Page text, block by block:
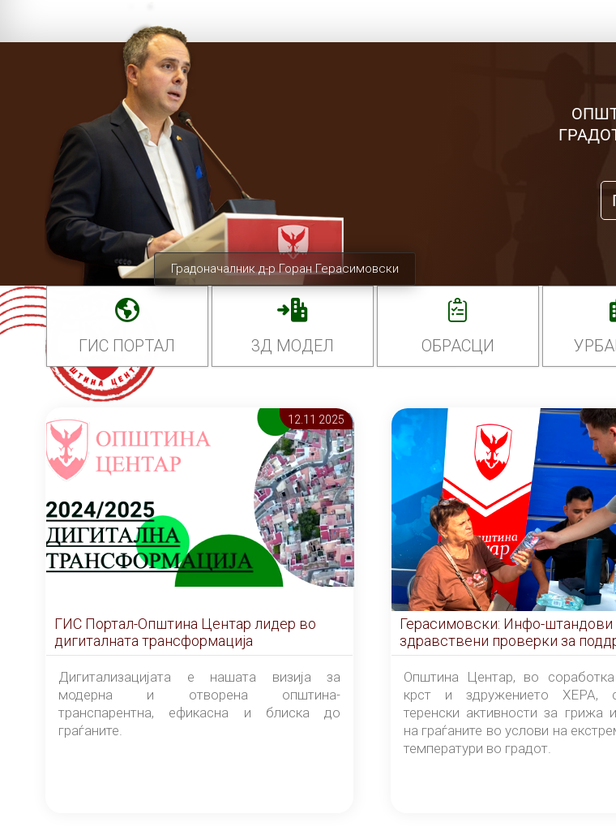
Градоначалник д-р Горан Герасимовски
ГИС ПОРТАЛ 3Д МОДЕЛ ОБРАСЦИ
12.11 2025
ГИС Портал-Општина Центар лидер во
дигиталната трансформација
Дигитализацијата е нашата визија за
модерна и отворена општина-
транспарентна, ефикасна и блиска до
граѓаните.
Герасимовски: Инфо-штандови
здравствени проверки за
граѓаните во услови на
Општина Центар, во
крст и здружението ХЕРА,
теренски активности за грижа
на граѓаните во услови на
температури во градот.